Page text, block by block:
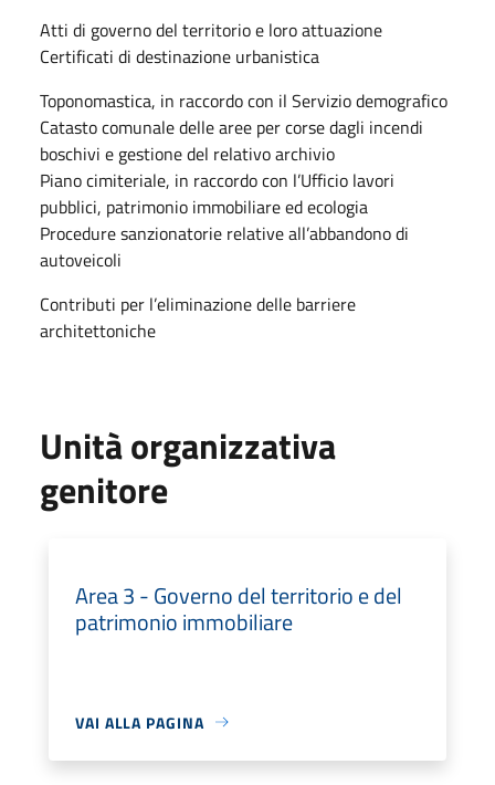
Atti di governo del territorio e loro attuazione
Certificati di destinazione urbanistica
Toponomastica, in raccordo con il Servizio demografico
Catasto comunale delle aree per corse dagli incendi
boschivi e gestione del relativo archivio
Piano cimiteriale, in raccordo con l’Ufficio lavori
pubblici, patrimonio immobiliare ed ecologia
Procedure sanzionatorie relative all’abbandono di
autoveicoli
Contributi per l’eliminazione delle barriere
architettoniche
Unità organizzativa
genitore
Area 3 - Governo del territorio e del
patrimonio immobiliare
VAI ALLA PAGINA